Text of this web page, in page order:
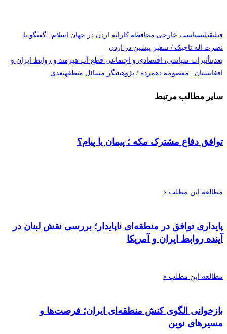
قبلیقبلیسیاست خارجی محافظه کارانه اردن در جهان اسلام | گفتگو با
نصرت اله تاجیک / سفیر پیشین در اردن
بعدیتأثیرات سیاسی، اقتصادی و اجتماعی قطع آب هیرمند و روابط ایران و
افغانستان | معصومه دهمرده / پژوهشگر مسائل منطقهبعدی
سایر مطالب مرتبط
توافق دفاع مشترک مکه ؛ پیمان یا پیام؟
مطالعه این مطلب »
پایداری توافق در منطقه‌ای ناپایدار؛ بررسی نقش لبنان در
آینده روابط ایران و آمریکا
مطالعه این مطلب »
بازخوانی الگوی کنش منطقه‌ای ایران؛ فرصت‌ها و
مسیرهای نوین